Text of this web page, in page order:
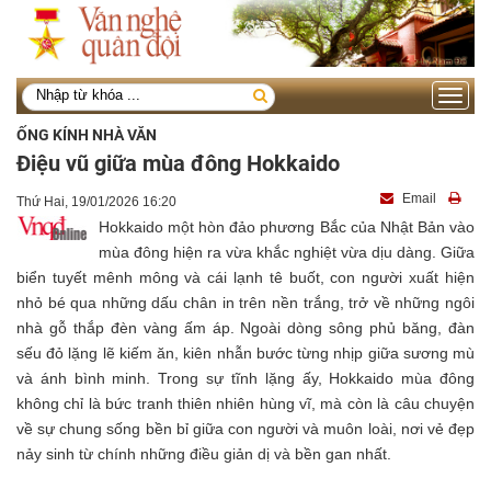
Toggle
ỐNG KÍNH NHÀ VĂN
Điệu vũ giữa mùa đông Hokkaido
Thứ Hai, 19/01/2026 16:20 Email
Hokkaido một hòn đảo phương Bắc của Nhật Bản vào
mùa đông hiện ra vừa khắc nghiệt vừa dịu dàng. Giữa
biển tuyết mênh mông và cái lạnh tê buốt, con người xuất hiện
nhỏ bé qua những dấu chân in trên nền trắng, trở về những ngôi
nhà gỗ thắp đèn vàng ấm áp. Ngoài dòng sông phủ băng, đàn
sếu đỏ lặng lẽ kiếm ăn, kiên nhẫn bước từng nhịp giữa sương mù
và ánh bình minh. Trong sự tĩnh lặng ấy, Hokkaido mùa đông
không chỉ là bức tranh thiên nhiên hùng vĩ, mà còn là câu chuyện
về sự chung sống bền bỉ giữa con người và muôn loài, nơi vẻ đẹp
nảy sinh từ chính những điều giản dị và bền gan nhất.